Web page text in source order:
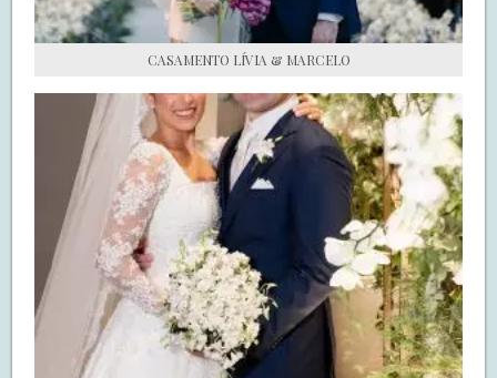
CASAMENTO LÍVIA & MARCELO